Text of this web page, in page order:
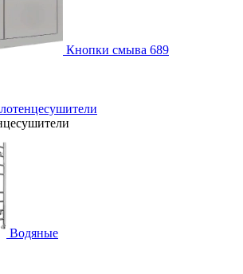
Кнопки смыва 689
Водяные